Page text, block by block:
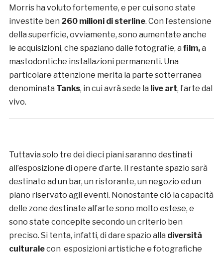
Morris ha voluto fortemente, e per cui sono state
investite ben 260 milioni di sterline. Con l’estensione
della superficie, ovviamente, sono aumentate anche
le acquisizioni, che spaziano dalle fotografie, a film,a
mastodontiche installazioni permanenti. Una
particolare attenzione merita la parte sotterranea
denominata Tanks, in cui avrà sede la live art, l’arte dal
vivo.
Tuttavia solo tre dei dieci piani saranno destinati
all’esposizione di opere d’arte. Il restante spazio sarà
destinato ad un bar, un ristorante, un negozio ed un
piano riservato agli eventi. Nonostante ciò la capacità
delle zone destinate all’arte sono molto estese, e
sono state concepite secondo un criterio ben
preciso. Si tenta, infatti, di dare spazio alla diversità
culturalecon esposizioni artistiche e fotografiche